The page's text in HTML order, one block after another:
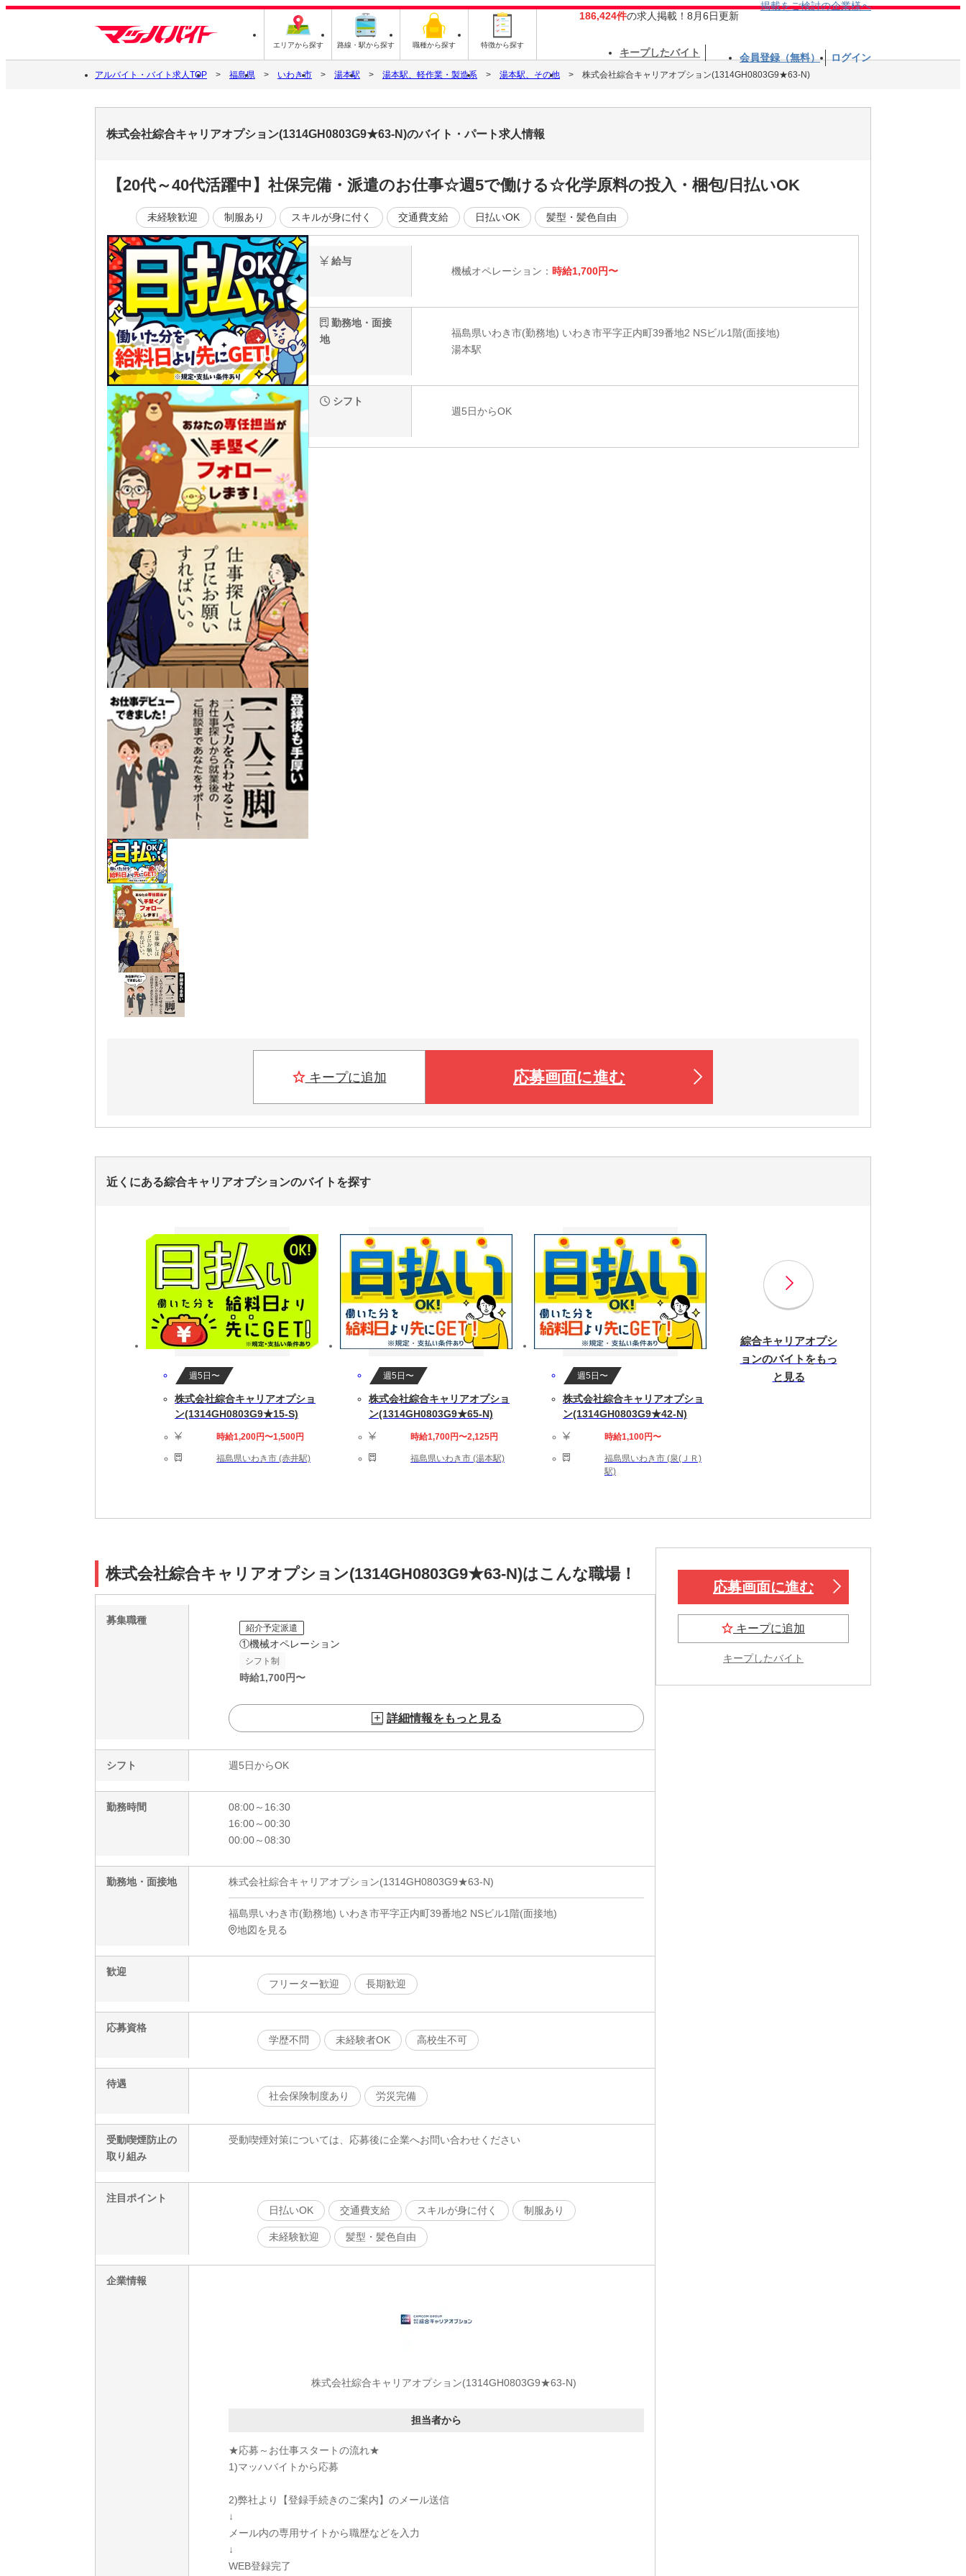
エリアから探す 路線・駅から探す 職種から探す 特徴から探す
186,424件の求人掲載！8月6日更新
掲載をご検討の企業様へ
キープしたバイト 会員登録（無料） ログイン
アルバイト・バイト求人TOP 福島県 いわき市 湯本駅 湯本駅、軽作業・製造系 湯本駅、その他 株式会社綜合キャリアオプション(1314GH0803G9★63-N)
株式会社綜合キャリアオプション(1314GH0803G9★63-N)のバイト・パート求人情報
【20代～40代活躍中】社保完備・派遣のお仕事☆週5で働ける☆化学原料の投入・梱包/日払いOK
未経験歓迎 制服あり スキルが身に付く 交通費支給 日払いOK 髪型・髪色自由
給与
機械オペレーション： 時給1,700円〜
勤務地・面接
地
福島県いわき市(勤務地) いわき市平字正内町39番地2 NSビル1階(面接地)
湯本駅
シフト
週5日からOK
キープに追加 応募画面に進む
近くにある綜合キャリアオプションのバイトを探す
週5日〜
株式会社綜合キャリアオプショ
ン(1314GH0803G9★15-S)
時給1,200円〜1,500円
福島県いわき市 (赤井駅)
週5日〜
株式会社綜合キャリアオプショ
ン(1314GH0803G9★65-N)
時給1,700円〜2,125円
福島県いわき市 (湯本駅)
週5日〜
株式会社綜合キャリアオプショ
ン(1314GH0803G9★42-N)
時給1,100円〜
福島県いわき市 (泉(ＪＲ)
駅)
綜合キャリアオプシ
ョンのバイトをもっ
と見る
株式会社綜合キャリアオプション(1314GH0803G9★63-N)はこんな職場！
募集職種
紹介予定派遣
①機械オペレーション
シフト制
時給1,700円〜
詳細情報をもっと見る
シフト 週5日からOK
勤務時間
08:00～16:30
16:00～00:30
00:00～08:30
勤務地・面接地 株式会社綜合キャリアオプション(1314GH0803G9★63-N)
福島県いわき市(勤務地) いわき市平字正内町39番地2 NSビル1階(面接地)
地図を見る
歓迎
フリーター歓迎
長期歓迎
応募資格
学歴不問
未経験者OK 高校生不可
待遇
社会保険制度あり
労災完備
受動喫煙防止の
取り組み
受動喫煙対策については、応募後に企業へお問い合わせください
注目ポイント
日払いOK
交通費支給 スキルが身に付く 制服あり
未経験歓迎 髪型・髪色自由
企業情報
株式会社綜合キャリアオプション(1314GH0803G9★63-N)
担当者から
★応募～お仕事スタートの流れ★
1)マッハバイトから応募
2)弊社より【登録手続きのご案内】のメール送信
↓
メール内の専用サイトから職歴などを入力
↓
WEB登録完了
応募画面に進む
キープに追加
キープしたバイト